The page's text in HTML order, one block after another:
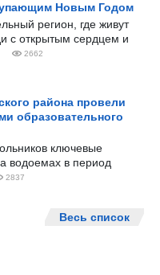
Новым Годом
регион, где живут
с открытым сердцем и
2662
района провели
образовательного
ключевые
водоемах в период
2837
Весь список